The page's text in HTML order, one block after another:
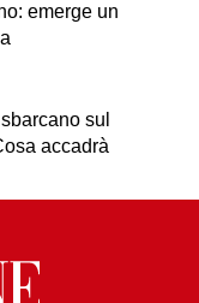
emerge un
sul
accadrà